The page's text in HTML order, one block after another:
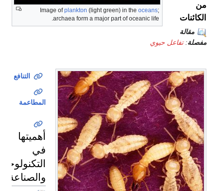
Image ofplankton (light green) in the oceans;
archaea form a major part of oceanic life.
من
الكائنات
مقالة
مفصلة:تفاعل حيوي
التنافع
المطاعمة
أهميتها
في
التكنولوجيا
والصناعة